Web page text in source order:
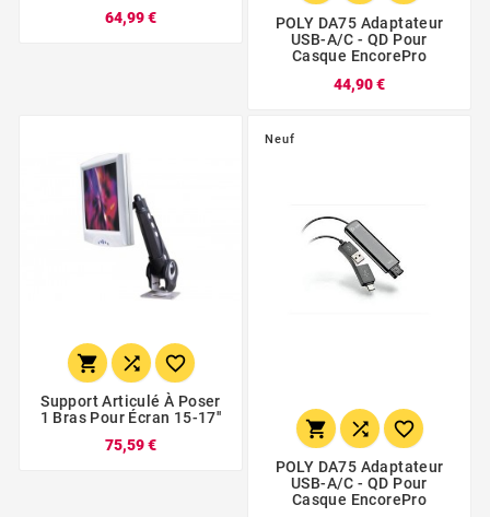
64,99 €
POLY DA75 Adaptateur
USB-A/C - QD Pour
Casque EncorePro
44,90 €
  
Support Articulé À Poser
1 Bras Pour Écran 15-17''
75,59 €
Neuf
  
POLY DA75 Adaptateur
USB-A/C - QD Pour
Casque EncorePro